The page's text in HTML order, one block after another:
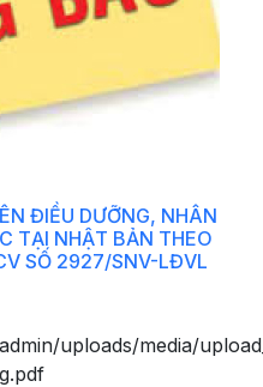
ĐIỀU DƯỠNG, NHÂN
TẠI NHẬT BẢN THEO
SỐ 2927/SNV-LĐVL
uploads/media/